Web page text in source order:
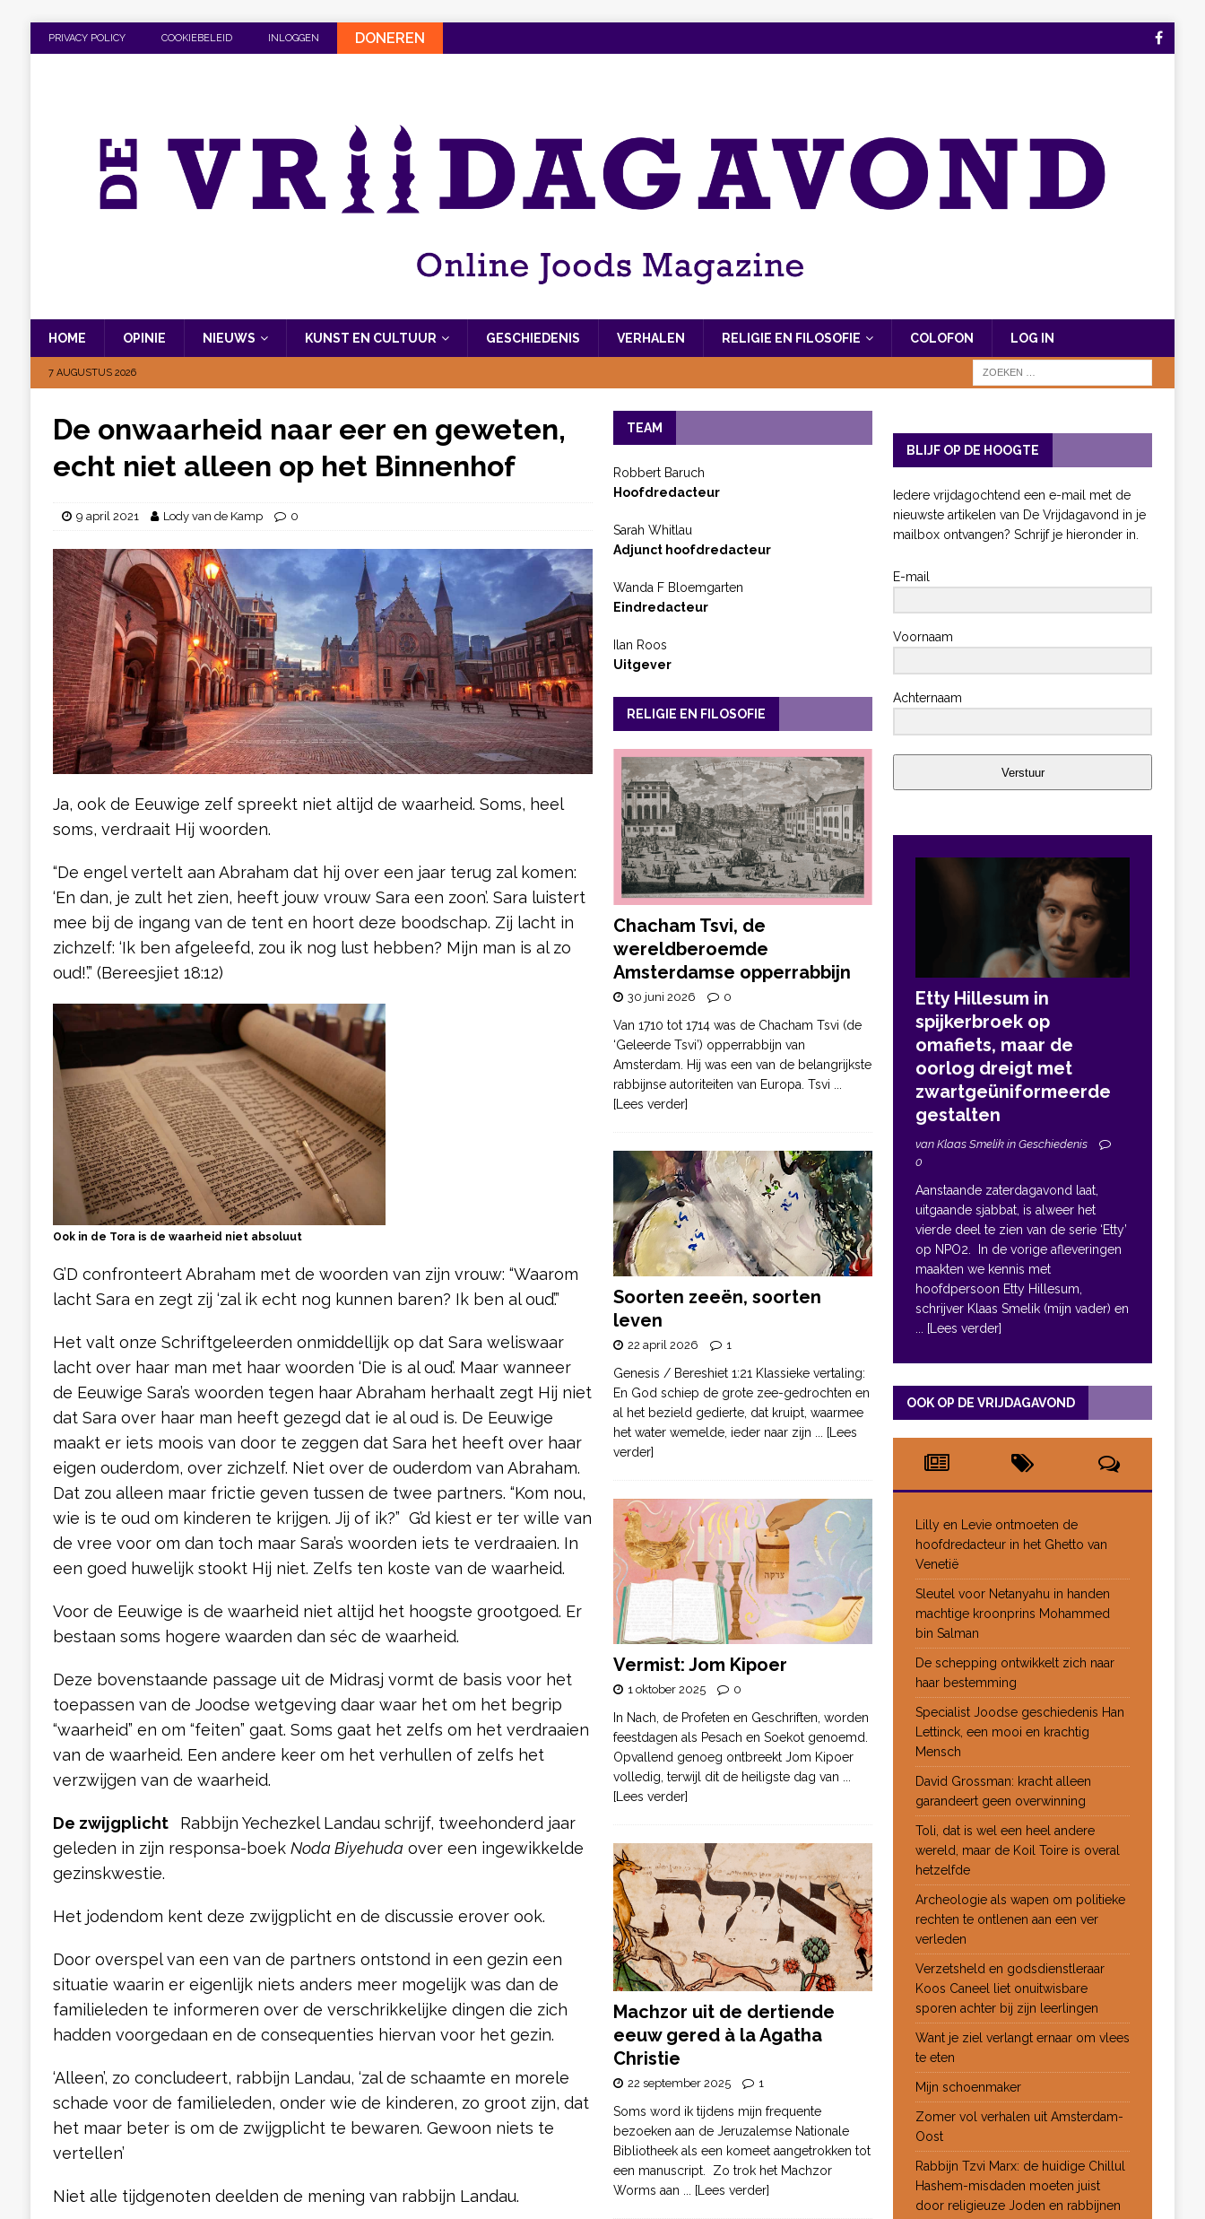
PRIVACY POLICY COOKIEBELEID INLOGGEN DONEREN
HOME OPINIE NIEUWS KUNST EN CULTUUR GESCHIEDENIS VERHALEN RELIGIE EN FILOSOFIE COLOFON LOG IN
7 AUGUSTUS 2026
De onwaarheid naar eer en geweten,
echt niet alleen op het Binnenhof
9 april 2021 Lody van de Kamp 0
Ja, ook de Eeuwige zelf spreekt niet altijd de waarheid. Soms, heel
soms, verdraait Hij woorden.
“De engel vertelt aan Abraham dat hij over een jaar terug zal komen:
‘En dan, je zult het zien, heeft jouw vrouw Sara een zoon’. Sara luistert
mee bij de ingang van de tent en hoort deze boodschap. Zij lacht in
zichzelf: ‘Ik ben afgeleefd, zou ik nog lust hebben? Mijn man is al zo
oud!’.” (Bereesjiet 18:12)
Ook in de Tora is de waarheid niet absoluut
G’D confronteert Abraham met de woorden van zijn vrouw: “Waarom
lacht Sara en zegt zij ‘zal ik echt nog kunnen baren? Ik ben al oud’.”
Het valt onze Schriftgeleerden onmiddellijk op dat Sara weliswaar
lacht over haar man met haar woorden ‘Die is al oud’. Maar wanneer
de Eeuwige Sara’s woorden tegen haar Abraham herhaalt zegt Hij niet
dat Sara over haar man heeft gezegd dat ie al oud is. De Eeuwige
maakt er iets moois van door te zeggen dat Sara het heeft over haar
eigen ouderdom, over zichzelf. Niet over de ouderdom van Abraham.
Dat zou alleen maar frictie geven tussen de twee partners. “Kom nou,
wie is te oud om kinderen te krijgen. Jij of ik?” G’d kiest er ter wille van
de vree voor om dan toch maar Sara’s woorden iets te verdraaien. In
een goed huwelijk stookt Hij niet. Zelfs ten koste van de waarheid.
Voor de Eeuwige is de waarheid niet altijd het hoogste grootgoed. Er
bestaan soms hogere waarden dan séc de waarheid.
Deze bovenstaande passage uit de Midrasj vormt de basis voor het
toepassen van de Joodse wetgeving daar waar het om het begrip
“waarheid” en om “feiten” gaat. Soms gaat het zelfs om het verdraaien
van de waarheid. Een andere keer om het verhullen of zelfs het
verzwijgen van de waarheid.
De zwijgplicht
Rabbijn Yechezkel Landau schrijf, tweehonderd jaar
geleden in zijn responsa-boek Noda Biyehudaover een ingewikkelde
gezinskwestie.
Het jodendom kent deze zwijgplicht en de discussie erover ook.
Door overspel van een van de partners ontstond in een gezin een
situatie waarin er eigenlijk niets anders meer mogelijk was dan de
familieleden te informeren over de verschrikkelijke dingen die zich
hadden voorgedaan en de consequenties hiervan voor het gezin.
‘Alleen’, zo concludeert, rabbijn Landau, ‘zal de schaamte en morele
schade voor de familieleden, onder wie de kinderen, zo groot zijn, dat
het maar beter is om de zwijgplicht te bewaren. Gewoon niets te
vertellen’
Niet alle tijdgenoten deelden de mening van rabbijn Landau.
TEAM
Robbert Baruch
Hoofdredacteur
Sarah Whitlau
Adjunct hoofdredacteur
Wanda F Bloemgarten
Eindredacteur
Ilan Roos
Uitgever
RELIGIE EN FILOSOFIE
Chacham Tsvi, de
wereldberoemde
Amsterdamse opperrabbijn
30 juni 2026 0
Van 1710 tot 1714 was de Chacham Tsvi (de
‘Geleerde Tsvi’) opperrabbijn van
Amsterdam. Hij was een van de belangrijkste
rabbijnse autoriteiten van Europa. Tsvi
[Lees verder]
Soorten zeeën, soorten
leven
22 april 2026 1
Genesis / Bereshiet 1:21 Klassieke vertaling:
En God schiep de grote zee-gedrochten en
al het bezield gedierte, dat kruipt, waarmee
het water wemelde, ieder naar zijn ... [Lees
verder]
Vermist: Jom Kipoer
1 oktober 2025 0
In Nach, de Profeten en Geschriften, worden
feestdagen als Pesach en Soekot genoemd.
Opvallend genoeg ontbreekt Jom Kipoer
volledig, terwijl dit de heiligste dag van
[Lees verder]
Machzor uit de dertiende
eeuw gered à la Agatha
Christie
22 september 2025 1
Soms word ik tijdens mijn frequente
bezoeken aan de Jeruzalemse Nationale
Bibliotheek als een komeet aangetrokken tot
een manuscript. Zo trok het Machzor
Worms aan ... [Lees verder]
BLIJF OP DE HOOGTE
Iedere vrijdagochtend een e-mail met de
nieuwste artikelen van De Vrijdagavond in je
mailbox ontvangen? Schrijf je hieronder in.
E-mail
Voornaam
Achternaam
Verstuur
Etty Hillesum in
spijkerbroek op
omafiets, maar de
oorlog dreigt met
zwartgeüniformeerde
gestalten
van Klaas Smelik in Geschiedenis
0
Aanstaande zaterdagavond laat,
uitgaande sjabbat, is alweer het
vierde deel te zien van de serie ‘Etty’
op NPO2. In de vorige afleveringen
maakten we kennis met
hoofdpersoon Etty Hillesum,
schrijver Klaas Smelik (mijn vader) en
... [Lees verder]
OOK OP DE VRIJDAGAVOND
Lilly en Levie ontmoeten de
hoofdredacteur in het Ghetto van
Venetië
Sleutel voor Netanyahu in handen
machtige kroonprins Mohammed
bin Salman
De schepping ontwikkelt zich naar
haar bestemming
Specialist Joodse geschiedenis Han
Lettinck, een mooi en krachtig
Mensch
David Grossman: kracht alleen
garandeert geen overwinning
Toli, dat is wel een heel andere
wereld, maar de Koil Toire is overal
hetzelfde
Archeologie als wapen om politieke
rechten te ontlenen aan een ver
verleden
Verzetsheld en godsdienstleraar
Koos Caneel liet onuitwisbare
sporen achter bij zijn leerlingen
Want je ziel verlangt ernaar om vlees
te eten
Mijn schoenmaker
Zomer vol verhalen uit Amsterdam-
Oost
Rabbijn Tzvi Marx: de huidige Chillul
Hashem-misdaden moeten juist
door religieuze Joden en rabbijnen